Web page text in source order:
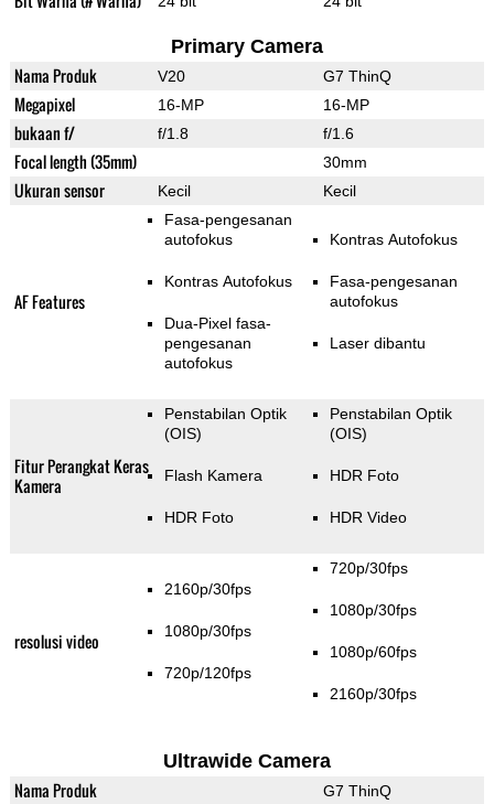
Primary Camera
Nama Produk V20 G7 ThinQ
Megapixel 16-MP 16-MP
bukaan f/ f/1.8 f/1.6
Focal length (35mm) 30mm
Ukuran sensor Kecil Kecil
AF Features
Fasa-pengesanan
autofokus
Kontras Autofokus
Dua-Pixel fasa-
pengesanan
autofokus
Kontras Autofokus
Fasa-pengesanan
autofokus
Laser dibantu
Fitur Perangkat Keras
Kamera
Penstabilan Optik
(OIS)
Flash Kamera
HDR Foto
Penstabilan Optik
(OIS)
HDR Foto
HDR Video
resolusi video
2160p/30fps
1080p/30fps
720p/120fps
720p/30fps
1080p/30fps
1080p/60fps
2160p/30fps
Ultrawide Camera
Nama Produk G7 ThinQ